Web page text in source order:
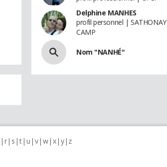
Delphine MANHES
profil personnel | SATHONAY
CAMP
Nom "NANHÉ"
r s t u v w x y z